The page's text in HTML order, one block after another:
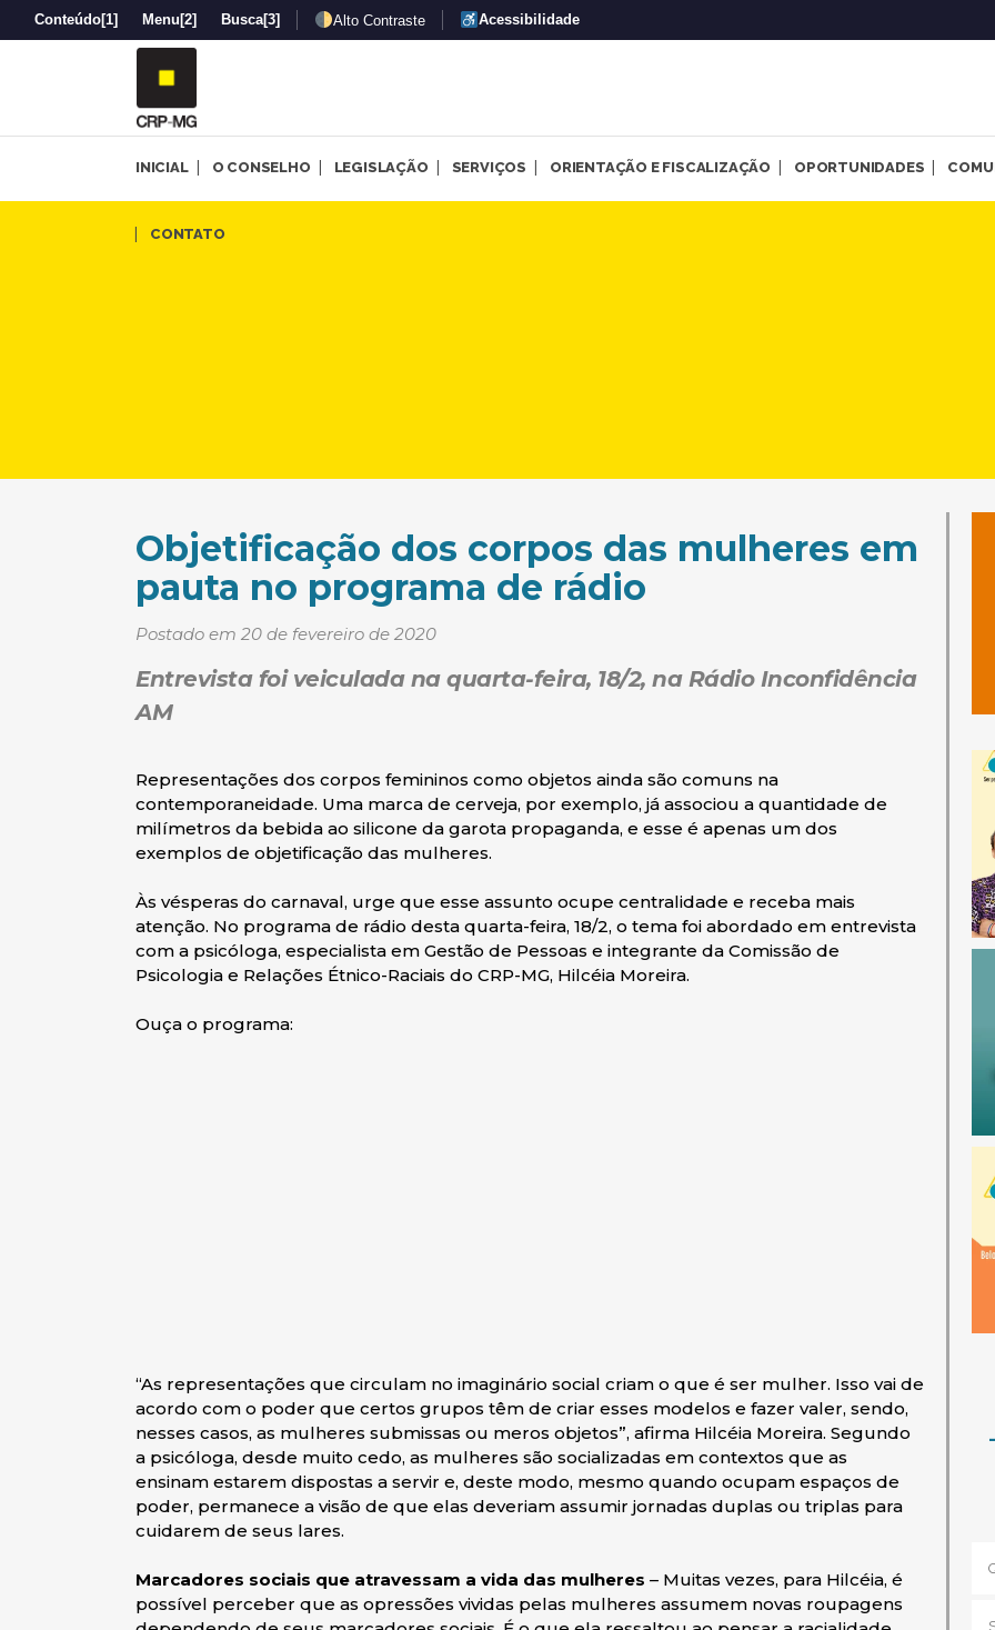
Conteúdo[1] Menu [2] Busca[3] Alto Contraste Acessibilidade
INICIAL O CONSELHO LEGISLAÇÃO SERVIÇOS ORIENTAÇÃO E FISCALIZAÇÃO OPORTUNIDADES
CONTATO
Objetificação dos corpos das mulheres em pauta no
Objetificação dos corpos das mulheres em
pauta no programa de rádio
Postado em 20 de fevereiro de 2020
Entrevista foi veiculada na quarta-feira, 18/2, na Rádio Inconfidência
AM
Representações dos corpos femininos como objetos ainda são comuns na
contemporaneidade. Uma marca de cerveja, por exemplo, já associou a quantidade de
milímetros da bebida ao silicone da garota propaganda, e esse é apenas um dos
exemplos de objetificação das mulheres.
Às vésperas do carnaval, urge que esse assunto ocupe centralidade e receba mais
atenção. No programa de rádio desta quarta-feira, 18/2, o tema foi abordado em entrevista
com a psicóloga, especialista em Gestão de Pessoas e integrante da Comissão de
Psicologia e Relações Étnico-Raciais do CRP-MG, Hilcéia Moreira.
Ouça o programa:
“As representações que circulam no imaginário social criam o que é ser mulher. Isso vai de
acordo com o poder que certos grupos têm de criar esses modelos e fazer valer, sendo,
nesses casos, as mulheres submissas ou meros objetos”, afirma Hilcéia Moreira. Segundo
a psicóloga, desde muito cedo, as mulheres são socializadas em contextos que as
ensinam estarem dispostas a servir e, deste modo, mesmo quando ocupam espaços de
poder, permanece a visão de que elas deveriam assumir jornadas duplas ou triplas para
cuidarem de seus lares.
Marcadores sociais que atravessam a vida das mulheres – Muitas vezes, para Hilcéia, é
possível perceber que as opressões vividas pelas mulheres assumem novas roupagens